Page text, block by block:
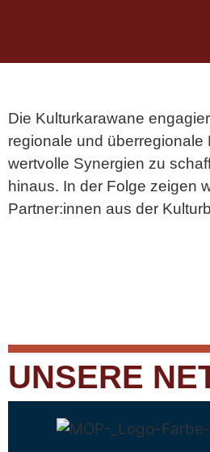
Die Kulturkarawane
regionale und
wertvolle Synergien zu
hinaus. In der Folge zeigen
Partner:innen aus der
UNSERE